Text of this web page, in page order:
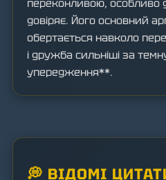
переконливою, особливо
довіряє. Його основний
обертається навколо
і дружба сильніші за
упередження**.
💭 ВІДОМІ